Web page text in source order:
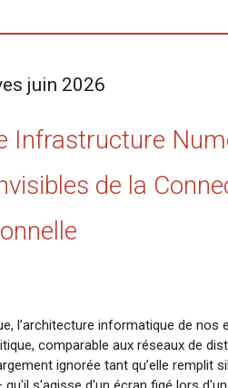
juin 2026
Infrastructure
de la
l’architecture informatique de
comparable aux réseaux de
ignorée tant qu’elle remplit